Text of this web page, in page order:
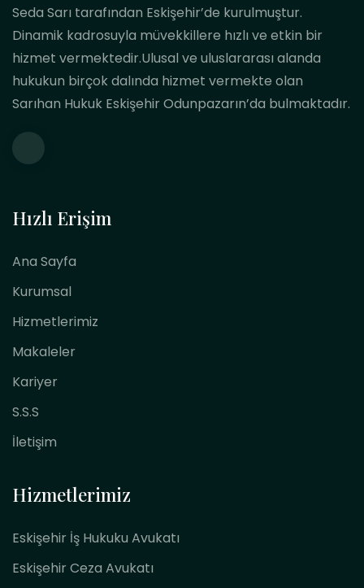
Seda Sarı tarafından Eskişehir’de kurulmuştur.
Dinamik kadrosuyla müvekkillere hızlı ve etkin bir
hizmet vermektedir.Ulusal ve uluslararası alanda
hukukun birçok dalında hizmet vermekte olan
Sarıhan Hukuk Eskişehir Odunpazarın’da bulmaktadır.
Hızlı Erişim
Ana Sayfa
Kurumsal
Hizmetlerimiz
Makaleler
Kariyer
S.S.S
İletişim
Hizmetlerimiz
Eskişehir İş Hukuku Avukatı
Eskişehir Ceza Avukatı